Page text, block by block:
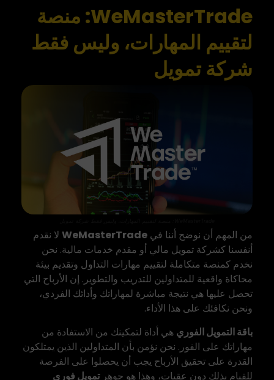
WeMasterTrade: منصة
لتقييم المهارات، وليس فقط
شركة تمويل
من المهم أن نوضح أننا في WeMasterTrade لا نقدم
أنفسنا كشركة تمويل مالي أو مقدم خدمات مالية. نحن
نخدم كمنصة متكاملة لتقييم مهارات التداول وتقديم بيئة
محاكاة واقعية للمتداولين للتدريب والتطوير. إن الأرباح التي
تحصل عليها هي نتيجة مباشرة لمهاراتك وأدائك الفردي،
ونحن نكافئك على هذا الأداء.
باقة التمويل الفوري هي أداة لتمكينك من الاستفادة من
مهاراتك على الفور. نحن نؤمن بأن المتداولين الذين يمتلكون
القدرة على تحقيق الأرباح يجب أن يحصلوا على الفرصة
للقيام بذلك دون عقبات، وهذا هو جوهرتمويل فوري